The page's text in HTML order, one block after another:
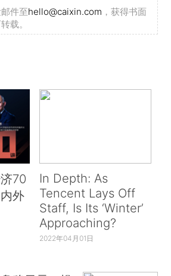
件至hello@caixin.com ，获得书面
载。
70
外
In Depth: As
Tencent Lays Off
Staff, Is Its ‘Winter’
Approaching?
2022年04月01日